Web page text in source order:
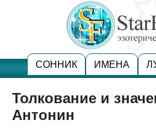
СОННИК ИМЕНА
Толкование и
Антонин